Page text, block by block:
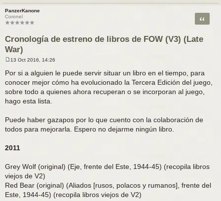
PanzerKanone
Coronel
Cronología de estreno de libros de FOW (V3) (Late
War)
Citar
n
s
j
e
13 Oct 2016, 14:26
Por si a alguien le puede servir situar un libro en el tiempo, para
conocer mejor cómo ha evolucionado la Tercera Edición del juego,
sobre todo a quienes ahora recuperan o se incorporan al juego,
hago esta lista.
Puede haber gazapos por lo que cuento con la colaboración de
todos para mejorarla. Espero no dejarme ningún libro.
2011
Grey Wolf (original) (Eje, frente del Este, 1944-45) (recopila libros
viejos de V2)
Red Bear (original) (Aliados [rusos, polacos y rumanos], frente del
Este, 1944-45) (recopila libros viejos de V2)